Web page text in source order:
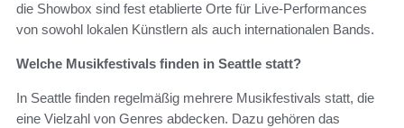
die Showbox sind fest etablierte Orte für Live-Performances
von sowohl lokalen Künstlern als auch internationalen Bands.
Welche Musikfestivals finden in Seattle statt?
In Seattle finden regelmäßig mehrere Musikfestivals statt, die
eine Vielzahl von Genres abdecken. Dazu gehören das